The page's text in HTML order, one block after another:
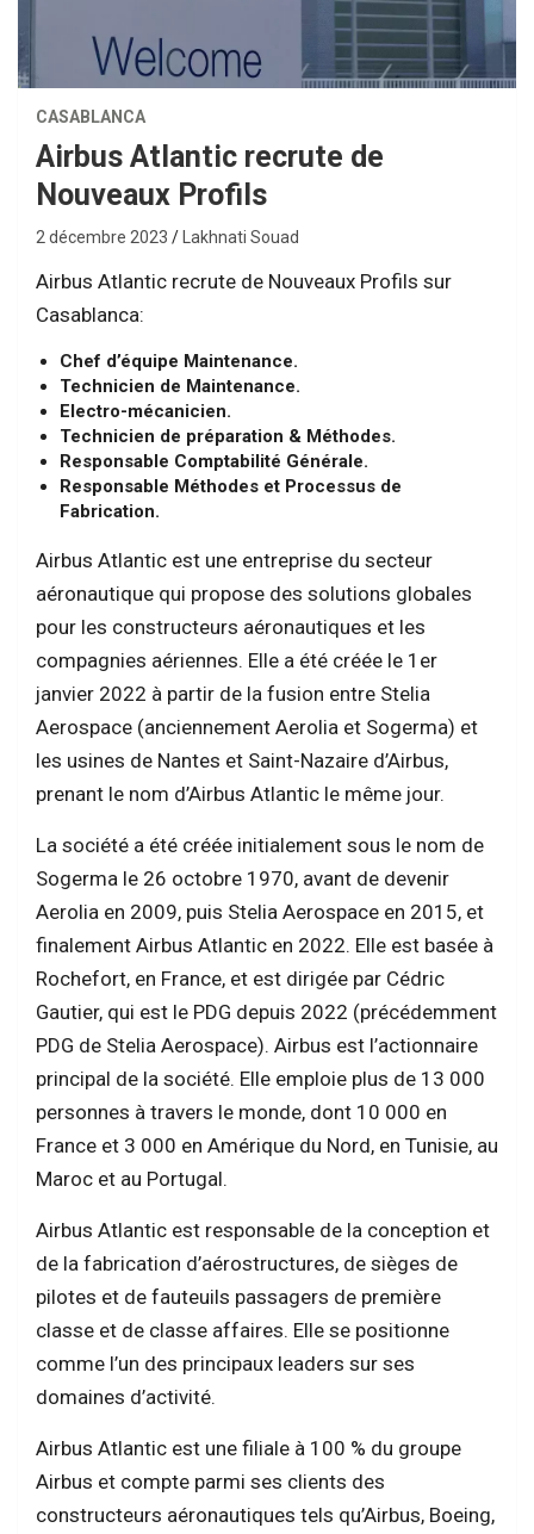
CASABLANCA
Airbus Atlantic recrute de
Nouveaux Profils
2 décembre 2023 Lakhnati Souad
Airbus Atlantic recrute de Nouveaux Profils sur
Casablanca:
Chef d’équipe Maintenance.
Technicien de Maintenance.
Electro-mécanicien.
Technicien de préparation & Méthodes.
Responsable Comptabilité Générale.
Responsable Méthodes et Processus de
Fabrication.
Airbus Atlantic est une entreprise du secteur
aéronautique qui propose des solutions globales
pour les constructeurs aéronautiques et les
compagnies aériennes. Elle a été créée le 1er
janvier 2022 à partir de la fusion entre Stelia
Aerospace (anciennement Aerolia et Sogerma) et
les usines de Nantes et Saint-Nazaire d’Airbus,
prenant le nom d’Airbus Atlantic le même jour​​.
La société a été créée initialement sous le nom de
Sogerma le 26 octobre 1970, avant de devenir
Aerolia en 2009, puis Stelia Aerospace en 2015, et
finalement Airbus Atlantic en 2022. Elle est basée à
Rochefort, en France, et est dirigée par Cédric
Gautier, qui est le PDG depuis 2022 (précédemment
PDG de Stelia Aerospace). Airbus est l’actionnaire
principal de la société. Elle emploie plus de 13 000
personnes à travers le monde, dont 10 000 en
France et 3 000 en Amérique du Nord, en Tunisie, au
Maroc et au Portugal​​.
Airbus Atlantic est responsable de la conception et
de la fabrication d’aérostructures, de sièges de
pilotes et de fauteuils passagers de première
classe et de classe affaires. Elle se positionne
comme l’un des principaux leaders sur ses
domaines d’activité​​.
Airbus Atlantic est une filiale à 100 % du groupe
Airbus et compte parmi ses clients des
constructeurs aéronautiques tels qu’Airbus, Boeing,